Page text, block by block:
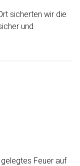
sicherten wir die
und
Feuer auf